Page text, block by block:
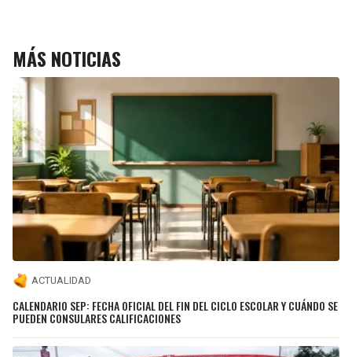
MÁS NOTICIAS
ACTUALIDAD
CALENDARIO SEP: FECHA OFICIAL DEL FIN DEL CICLO ESCOLAR Y CUÁNDO SE
PUEDEN CONSULARES CALIFICACIONES